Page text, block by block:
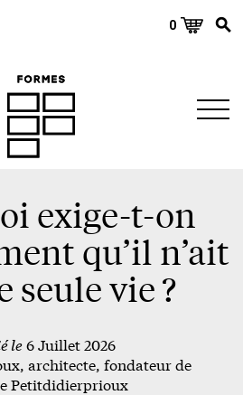
0
exige-t-on
qu’il n’ait
seule vie ?
le6 Juillet 2026
architecte, fondateur de
Petitdidierprioux